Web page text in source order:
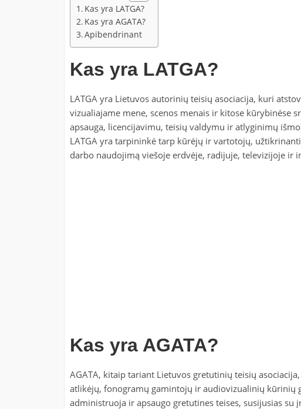
Kas yra LATGA?
Kas yra AGATA?
Apibendrinant
Kas yra LATGA?
LATGA yra Lietuvos autorinių teisių asociacija, kuri
vizualiajame mene, scenos menais ir kitose kūrybinėse
apsauga, licencijavimu, teisių valdymu ir atlyginimų
LATGA yra tarpininkė tarp kūrėjų ir vartotojų,
darbo naudojimą viešoje erdvėje, radijuje, televizijoje ir
Kas yra AGATA?
AGATA, kitaip tariant Lietuvos gretutinių teisių
atlikėjų, fonogramų gamintojų ir audiovizualinių kūrinių
administruoja ir apsaugo gretutines teises, susijusias